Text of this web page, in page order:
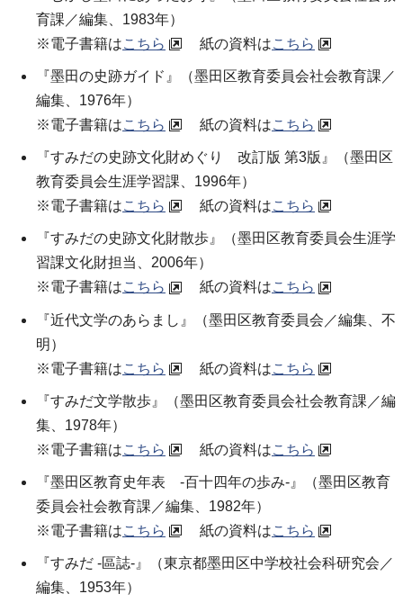
育課／編集、1983年）
※電子書籍はこちら 紙の資料はこちら
『墨田の史跡ガイド』（墨田区教育委員会社会教育課／
編集、1976年）
※電子書籍はこちら 紙の資料はこちら
『すみだの史跡文化財めぐり 改訂版 第3版』（墨田区
教育委員会生涯学習課、1996年）
※電子書籍はこちら 紙の資料はこちら
『すみだの史跡文化財散歩』（墨田区教育委員会生涯学
習課文化財担当、2006年）
※電子書籍はこちら 紙の資料はこちら
『近代文学のあらまし』（墨田区教育委員会／編集、不
明）
※電子書籍はこちら 紙の資料はこちら
『すみだ文学散歩』（墨田区教育委員会社会教育課／編
集、1978年）
※電子書籍はこちら 紙の資料はこちら
『墨田区教育史年表 -百十四年の歩み-』（墨田区教育
委員会社会教育課／編集、1982年）
※電子書籍はこちら 紙の資料はこちら
『すみだ -區誌-』（東京都墨田区中学校社会科研究会／
編集、1953年）